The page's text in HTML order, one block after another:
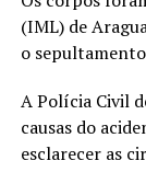
(IML) de
o
A Polícia Civil
causas do
esclarecer as